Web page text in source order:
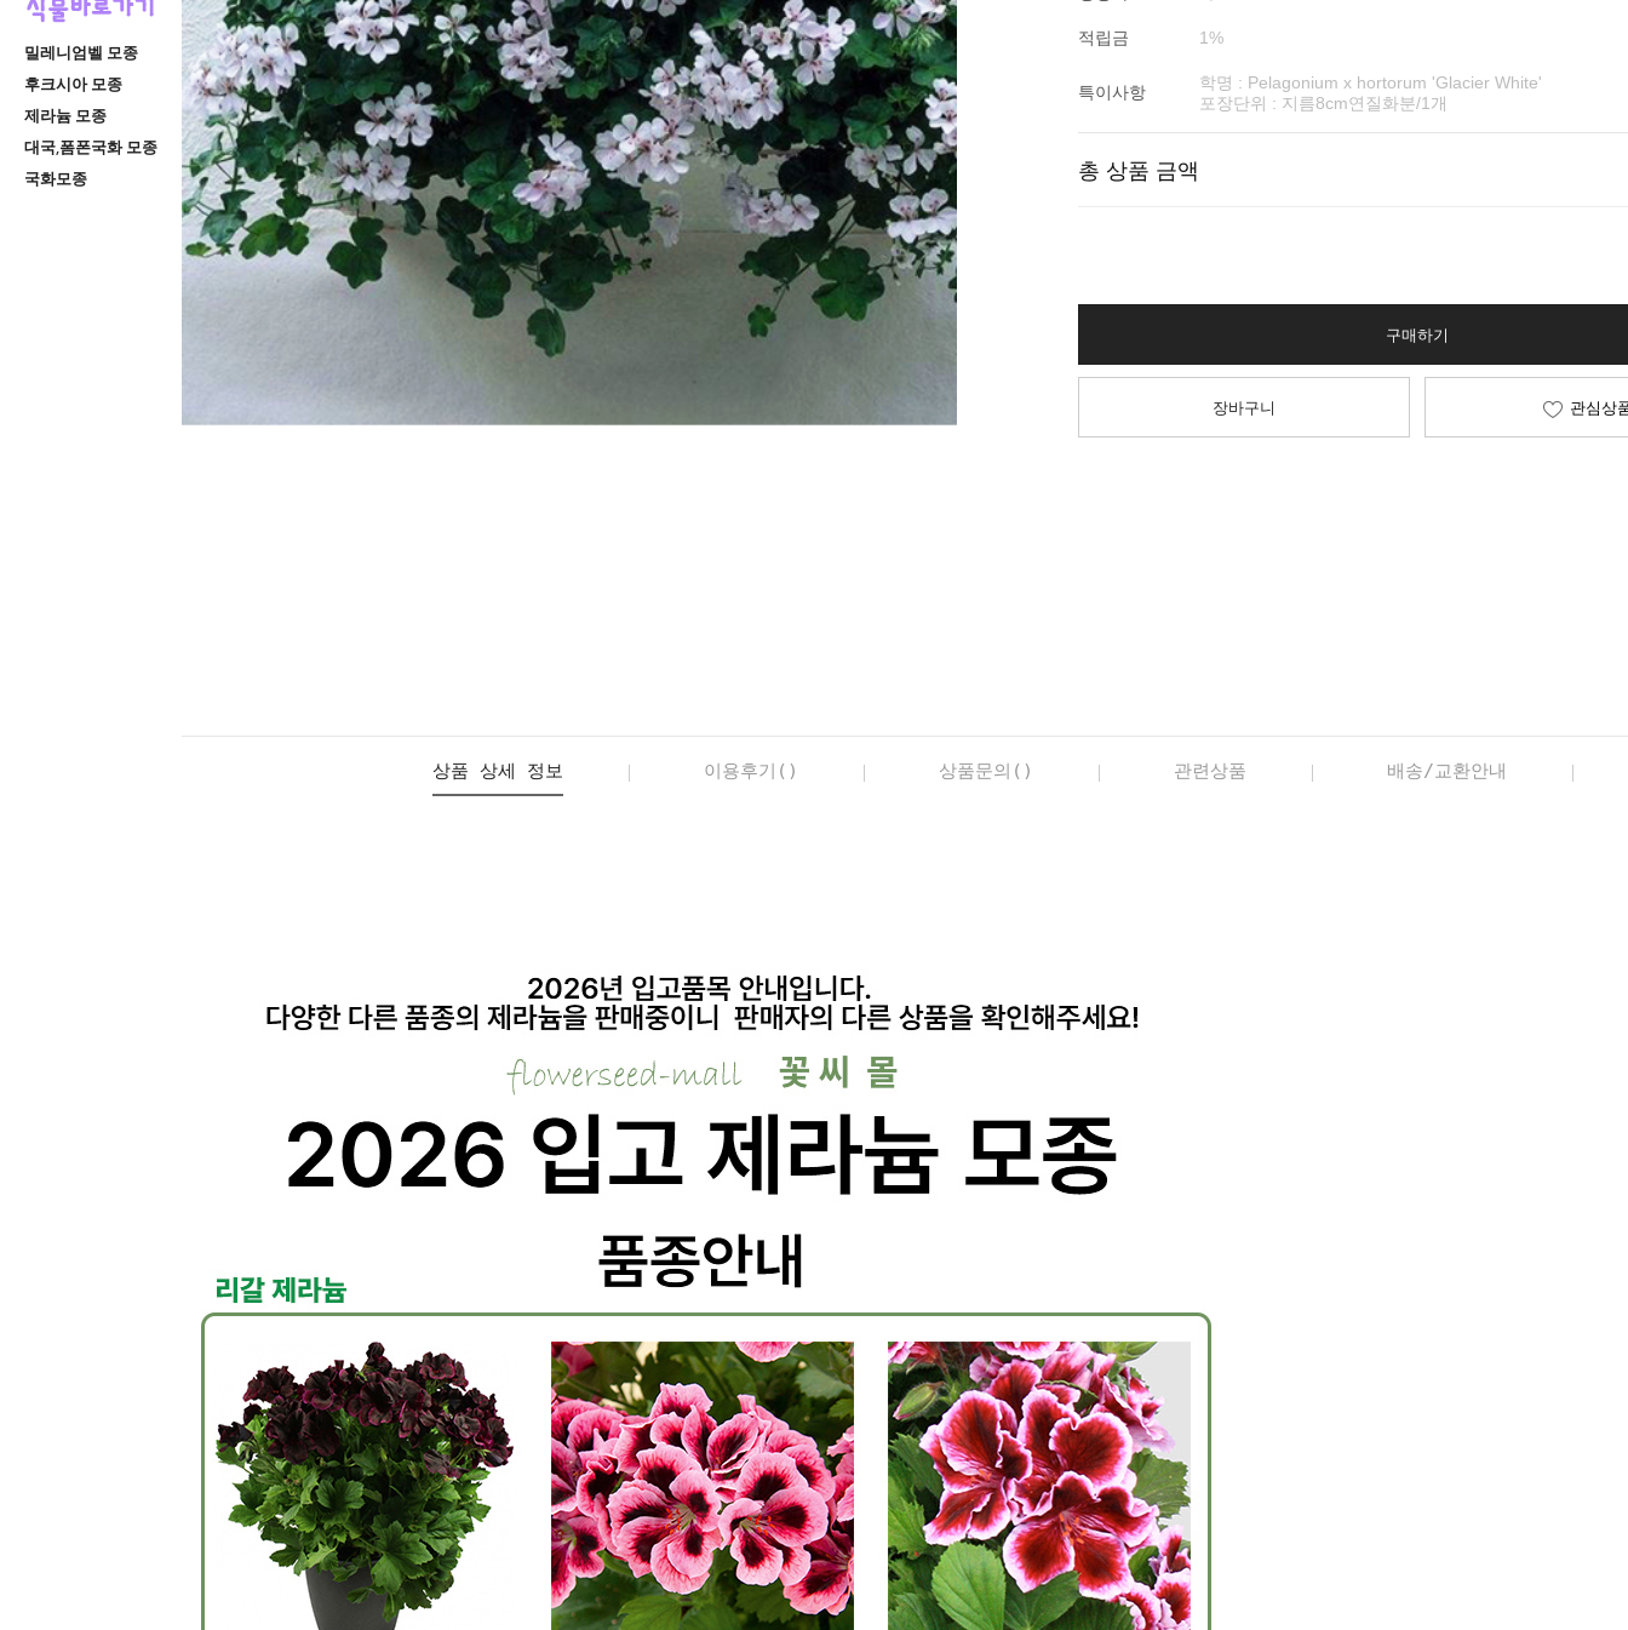
밀레니엄벨 모종
후크시아 모종
제라늄 모종
대국,폼폰국화 모종
국화모종
적립금 1%
특이사항
학명 : Pelagonium x hortorum 'Glacier White'
포장단위 : 지름8cm연질화분/1개
총 상품 금액
구매하기
장바구니 관심상
상품 상세 정보 이용후기() 상품문의() 관련상품 배송/교환안내